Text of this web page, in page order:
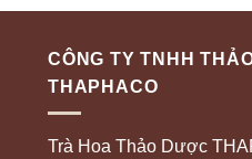
CÔNG TY TNHH
THAPHACO
Trà Hoa Thảo Dược